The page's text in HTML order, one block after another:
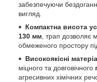
забезпечуючи
вигляд.
Компактна висота
130 мм , трап дозволяє
обмеженого простору
Високоякісні
міцного та довговічного
агресивних хімічних